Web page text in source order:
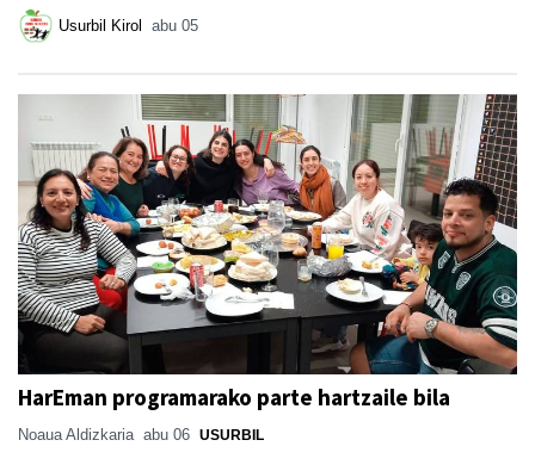
Usurbil Kirol abu 05
HarEman programarako parte hartzaile bila
Noaua Aldizkaria abu 06 USURBIL